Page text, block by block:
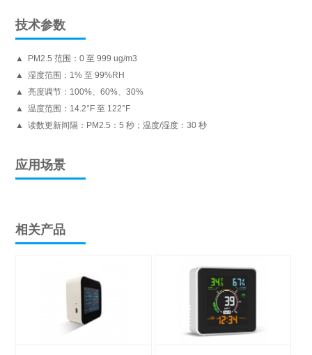
技术参数
PM2.5 范围：0 至 999 ug/m3
湿度范围：1% 至 99%RH
亮度调节：100%、60%、30%
温度范围：14.2°F 至 122°F
读数更新间隔：PM2.5：5 秒；温度/湿度：30 秒
应用场景
相关产品